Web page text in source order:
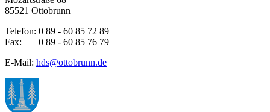
85521 Ottobrunn
Telefon: 0 89 - 60 85 72 89
Fax: 0 89 - 60 85 76 79
E-Mail: hds@ottobrunn.de